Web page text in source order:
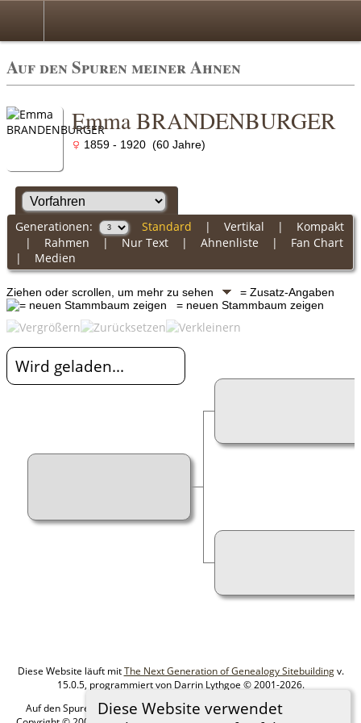
Auf den Spuren meiner Ahnen
Diese Website verwendet
Emma BRANDENBURGER
1859 - 1920 (60 Jahre)
Generationen: Standard | Vertikal | Kompakt
| Rahmen | Nur Text| Ahnenliste | Fan Chart
| Medien
Ziehen oder scrollen, um mehr zu sehen
= Zusatz-Angaben
= neuen Stammbaum zeigen
Wird geladen...
Diese Website läuft mitThe Next Generation of Genealogy Sitebuildingv.
15.0.5, programmiert von Darrin Lythgoe © 2001-2026.
Auf den Spuren meiner Ahnen - erstellt und betreut vonMIchael Klein